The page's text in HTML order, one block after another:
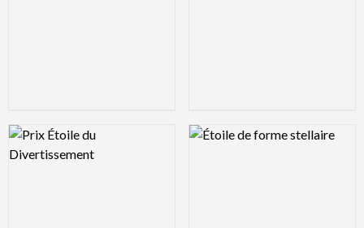
Logo Preview Image Logo Preview Image